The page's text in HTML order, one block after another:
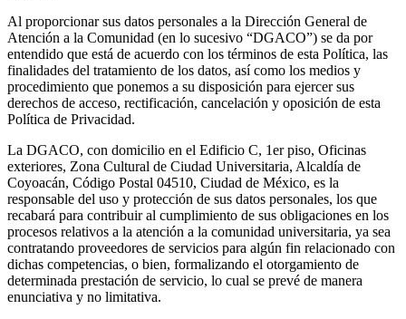
Al proporcionar sus datos personales a la Dirección General de
Atención a la Comunidad (en lo sucesivo “DGACO”) se da por
entendido que está de acuerdo con los términos de esta Política, las
finalidades del tratamiento de los datos, así como los medios y
procedimiento que ponemos a su disposición para ejercer sus
derechos de acceso, rectificación, cancelación y oposición de esta
Política de Privacidad.
La DGACO, con domicilio en el Edificio C, 1er piso, Oficinas
exteriores, Zona Cultural de Ciudad Universitaria, Alcaldía de
Coyoacán, Código Postal 04510, Ciudad de México, es la
responsable del uso y protección de sus datos personales, los que
recabará para contribuir al cumplimiento de sus obligaciones en los
procesos relativos a la atención a la comunidad universitaria, ya sea
contratando proveedores de servicios para algún fin relacionado con
dichas competencias, o bien, formalizando el otorgamiento de
determinada prestación de servicio, lo cual se prevé de manera
enunciativa y no limitativa.